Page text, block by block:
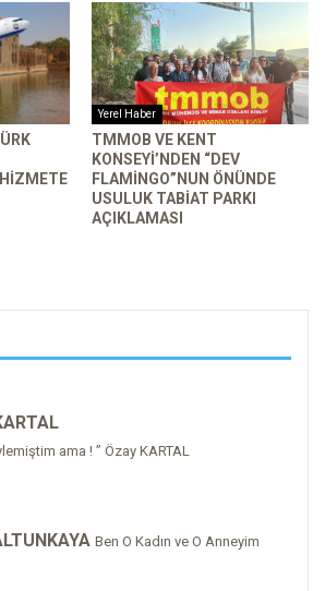
Yerel Haber
TMMOB VE KENT
KONSEYI’NDEN “DEV
FLAMINGO”NUN ÖNÜNDE
USULUK TABIAT PARKI
AÇIKLAMASI
ama ! ” Özay KARTAL
Ben O Kadın ve O Anneyim